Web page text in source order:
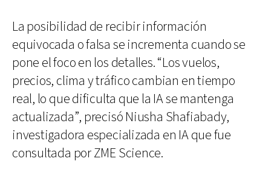
La posibilidad de recibir información
equivocada o falsa se incrementa cuando se
pone el foco en los detalles. “Los vuelos,
precios, clima y tráfico cambian en tiempo
real, lo que dificulta que la IA se mantenga
actualizada”, precisó Niusha Shafiabady,
investigadora especializada en IA que fue
consultada por ZME Science.